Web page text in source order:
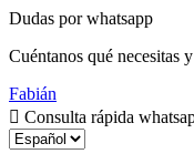
Dudas por whatsapp
Cuéntanos qué necesitas
Fabián
Consulta rápida